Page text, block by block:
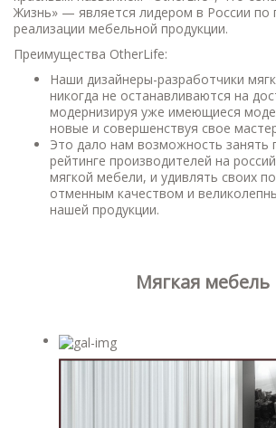
Жизнь» — является лидером в России по
реализации мебельной продукции.
Преимущества OtherLife:
Наши дизайнеры-разработчики
никогда не останавливаются на
модернизируя уже имеющиеся
новые и совершенствуя свое
Это дало нам возможность занять
рейтинге производителей на
мягкой мебели, и удивлять своих
отменным качеством и
нашей продукции.
Мягкая мебель